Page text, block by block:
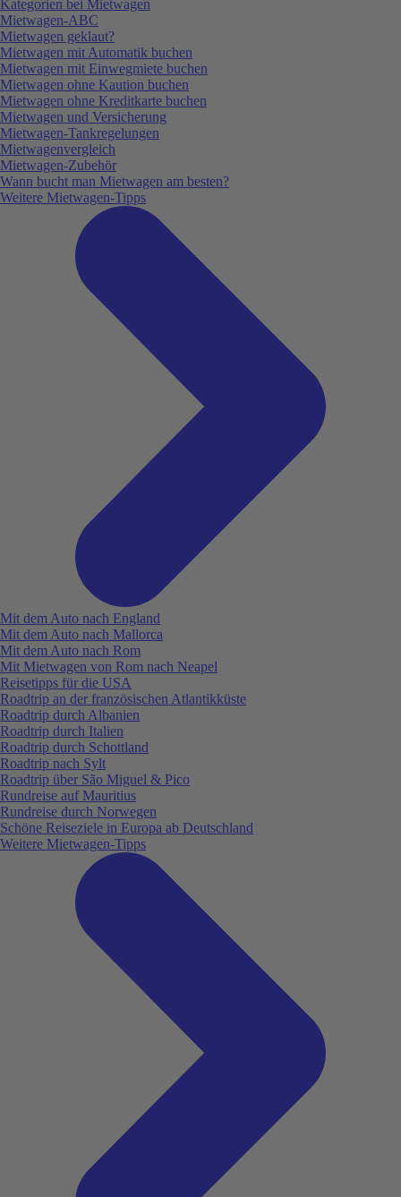
Kategorien bei Mietwagen
Mietwagen-ABC
Mietwagen geklaut?
Mietwagen mit Automatik buchen
Mietwagen mit Einwegmiete buchen
Mietwagen ohne Kaution buchen
Mietwagen ohne Kreditkarte buchen
Mietwagen und Versicherung
Mietwagen-Tankregelungen
Mietwagenvergleich
Mietwagen-Zubehör
Wann bucht man Mietwagen am besten?
Weitere Mietwagen-Tipps
Mit dem Auto nach England
Mit dem Auto nach Mallorca
Mit dem Auto nach Rom
Mit Mietwagen von Rom nach Neapel
Reisetipps für die USA
Roadtrip an der französischen Atlantikküste
Roadtrip durch Albanien
Roadtrip durch Italien
Roadtrip durch Schottland
Roadtrip nach Sylt
Roadtrip über São Miguel & Pico
Rundreise auf Mauritius
Rundreise durch Norwegen
Schöne Reiseziele in Europa ab Deutschland
Weitere Mietwagen-Tipps